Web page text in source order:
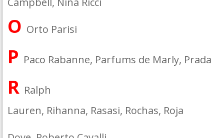
O Orto Parisi
P Paco Rabanne, Parfums de Marly, Prada
R Ralph
Lauren, Rihanna, Rasasi, Rochas, Roja